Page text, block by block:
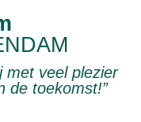
met veel plezier
de toekomst!”